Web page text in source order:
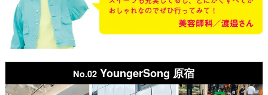
No.02 YoungerSong 原宿